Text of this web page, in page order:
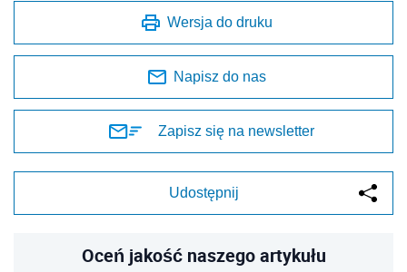
Wersja do druku
Napisz do nas
Zapisz się na newsletter
Udostępnij
Oceń jakość naszego artykułu